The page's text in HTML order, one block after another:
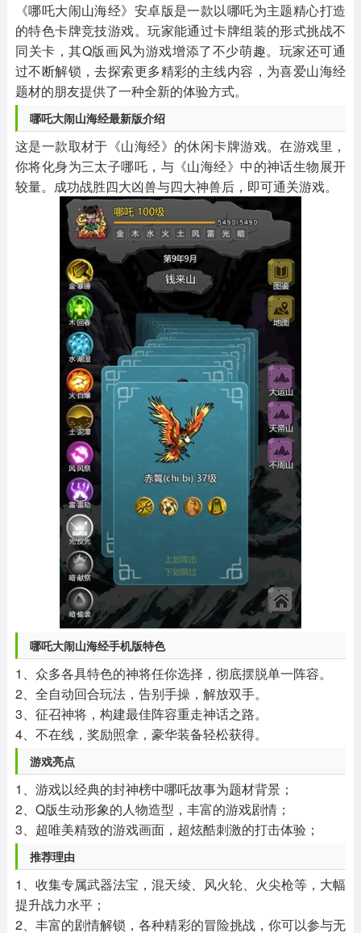
《哪吒大闹山海经》安卓版是一款以哪吒为主题精心打造
的特色卡牌竞技游戏。玩家能通过卡牌组装的形式挑战不
同关卡，其Q版画风为游戏增添了不少萌趣。玩家还可通
过不断解锁，去探索更多精彩的主线内容，为喜爱山海经
题材的朋友提供了一种全新的体验方式。
哪吒大闹山海经最新版介绍
这是一款取材于《山海经》的休闲卡牌游戏。在游戏里，
你将化身为三太子哪吒，与《山海经》中的神话生物展开
较量。成功战胜四大凶兽与四大神兽后，即可通关游戏。
哪吒大闹山海经手机版特色
1、众多各具特色的神将任你选择，彻底摆脱单一阵容。
2、全自动回合玩法，告别手操，解放双手。
3、征召神将，构建最佳阵容重走神话之路。
4、不在线，奖励照拿，豪华装备轻松获得。
游戏亮点
1、游戏以经典的封神榜中哪吒故事为题材背景；
2、Q版生动形象的人物造型，丰富的游戏剧情；
3、超唯美精致的游戏画面，超炫酷刺激的打击体验；
推荐理由
1、收集专属武器法宝，混天绫、风火轮、火尖枪等，大幅
提升战力水平；
2、丰富的剧情解锁，各种精彩的冒险挑战，你可以参与无